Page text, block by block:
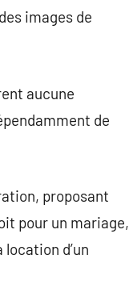
images de
aucune
de
proposant
pour un mariage,
d’un